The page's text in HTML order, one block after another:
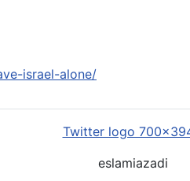
israel-alone/